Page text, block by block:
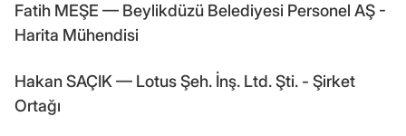
Fatih MEŞE — Beylikdüzü Belediyesi Personel AŞ -
Harita Mühendisi
Hakan SAÇIK — Lotus Şeh. İnş. Ltd. Şti. - Şirket
Ortağı